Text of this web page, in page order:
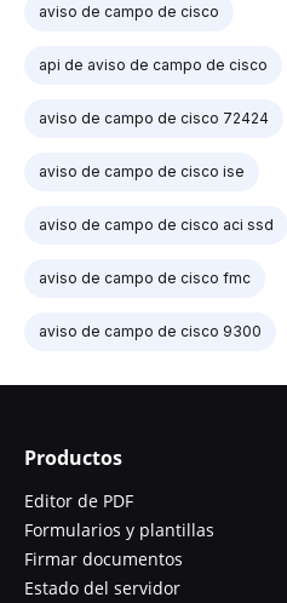
aviso de campo de cisco
api de aviso de campo de cisco
aviso de campo de cisco 72424
aviso de campo de cisco ise
aviso de campo de cisco aci ssd
aviso de campo de cisco fmc
aviso de campo de cisco 9300
Productos
Editor de PDF
Formularios y plantillas
Firmar documentos
Estado del servidor